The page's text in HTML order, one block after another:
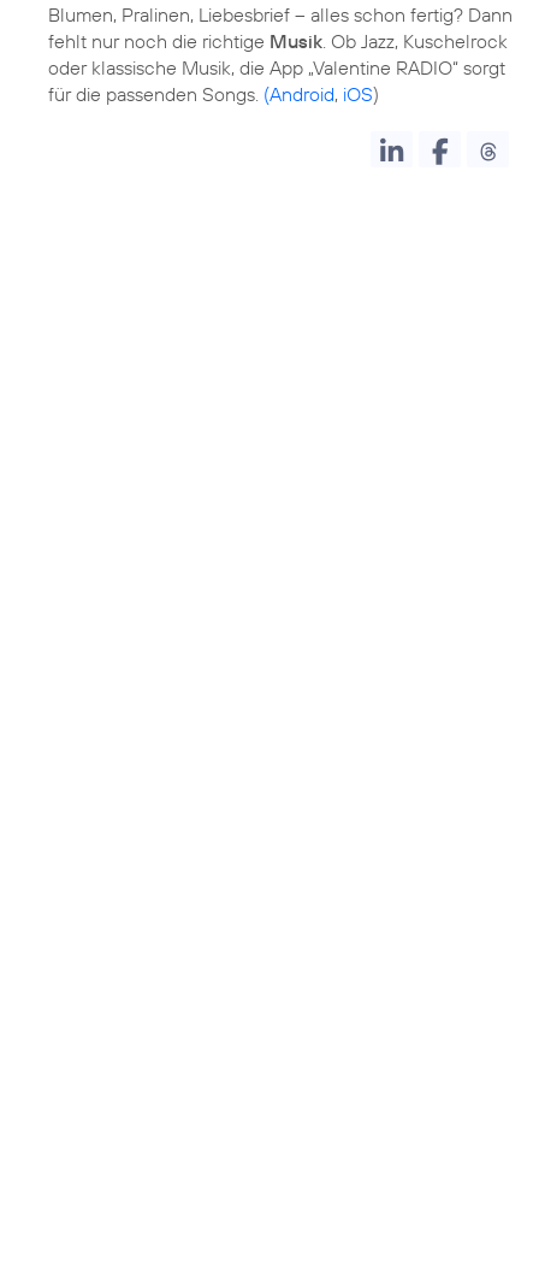
Blumen, Pralinen, Liebesbrief – alles schon fertig? Dann
fehlt nur noch die richtige Musik . Ob Jazz, Kuschelrock
oder klassische Musik, die App „Valentine RADIO“ sorgt
für die passenden Songs. (Android, iOS)